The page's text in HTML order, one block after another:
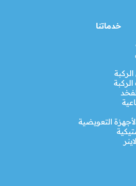
خدماتنا
التعويضية